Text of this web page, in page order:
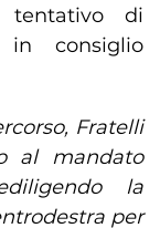
tentativo di
in consiglio
Fratelli
al mandato
la
per